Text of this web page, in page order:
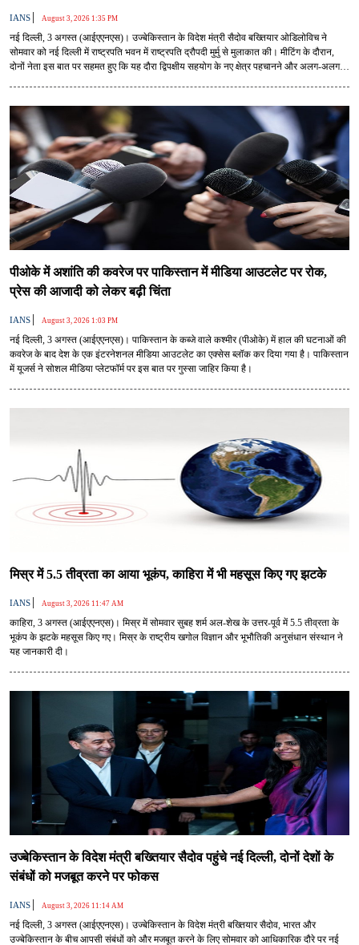
IANS | August 3, 2026 1:35 PM
नई दिल्ली, 3 अगस्त (आईएएनएस)। उज्बेकिस्तान के विदेश मंत्री सैदोव बख्तियार ओडिलोविच ने
सोमवार को नई दिल्ली में राष्ट्रपति भवन में राष्ट्रपति द्रौपदी मुर्मु से मुलाकात की। मीटिंग के दौरान,
दोनों नेता इस बात पर सहमत हुए कि यह दौरा द्विपक्षीय सहयोग के नए क्षेत्र पहचानने और अलग-अलग
पीओके में अशांति की कवरेज पर पाकिस्तान में मीडिया आउटलेट पर रोक,
प्रेस की आजादी को लेकर बढ़ी चिंता
IANS | August 3, 2026 1:03 PM
नई दिल्ली, 3 अगस्त (आईएएनएस)। पाकिस्तान के कब्जे वाले कश्मीर (पीओके) में हाल की घटनाओं की
कवरेज के बाद देश के एक इंटरनेशनल मीडिया आउटलेट का एक्सेस ब्लॉक कर दिया गया है। पाकिस्तान
में यूजर्स ने सोशल मीडिया प्लेटफॉर्म पर इस बात पर गुस्सा जाहिर किया है।
मिस्र में 5.5 तीव्रता का आया भूकंप, काहिरा में भी महसूस किए गए झटके
IANS | August 3, 2026 11:47 AM
काहिरा, 3 अगस्त (आईएएनएस)। मिस्र में सोमवार सुबह शर्म अल-शेख के उत्तर-पूर्व में 5.5 तीव्रता के
भूकंप के झटके महसूस किए गए। मिस्र के राष्ट्रीय खगोल विज्ञान और भूभौतिकी अनुसंधान संस्थान ने
यह जानकारी दी।
उज्बेकिस्तान के विदेश मंत्री बख्तियार सैदोव पहुंचे नई दिल्ली, दोनों देशों के
संबंधों को मजबूत करने पर फोकस
IANS | August 3, 2026 11:14 AM
नई दिल्ली, 3 अगस्त (आईएएनएस)। उज्बेकिस्तान के विदेश मंत्री बख्तियार सैदोव, भारत और
उज्बेकिस्तान के बीच आपसी संबंधों को और मजबूत करने के लिए सोमवार को आधिकारिक दौरे पर नई